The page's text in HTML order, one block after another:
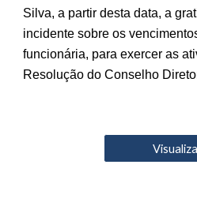
Silva, a partir desta data, a
incidente sobre os
funcionária, para exercer as
Resolução do Conselho